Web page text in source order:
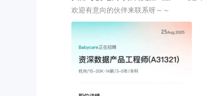
欢迎有意向的伙伴来联系呀～～